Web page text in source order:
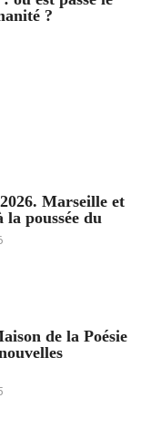
?
Marseille et
la poussée du
de la Poésie